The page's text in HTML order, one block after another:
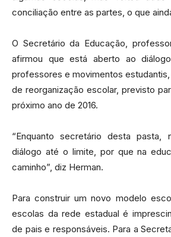
conciliação entre as partes, o que
O Secretário da Educação,
afirmou que está aberto ao
professores e movimentos
de reorganização escolar, previsto
próximo ano de 2016.
“Enquanto secretário desta pasta,
diálogo até o limite, por que na
caminho”, diz Herman.
Para construir um novo modelo
escolas da rede estadual é
de pais e responsáveis. Para a